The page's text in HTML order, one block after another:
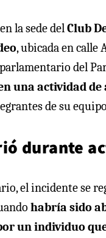
la sede delClub
, ubicada en calle
del
una actividad
de su
durante
el incidente se
habría sido
un individuo